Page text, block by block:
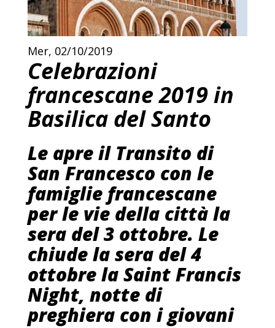
Mer, 02/10/2019
Celebrazioni
francescane 2019 in
Basilica del Santo
Le apre il Transito di
San Francesco con le
famiglie francescane
per le vie della città la
sera del 3 ottobre. Le
chiude la sera del 4
ottobre la Saint Francis
Night, notte di
preghiera con i giovani